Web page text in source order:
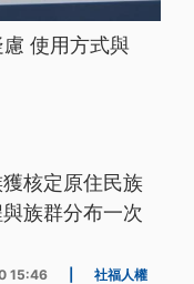
使用方式與
核定原住民族
族群分布一次
15:46 社福人權